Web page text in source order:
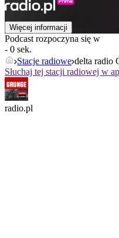
Więcej informacji
Podcast rozpoczyna się w
- 0 sek.
Stacje radiowe delta radio
Słuchaj tej stacji radiowej w
radio.pl